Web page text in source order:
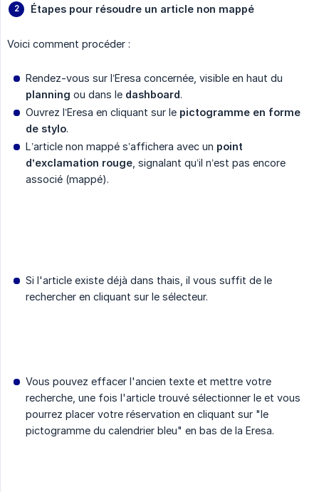
Étapes pour résoudre un article non mappé
Voici comment procéder :
Rendez-vous sur l’Eresa concernée, visible en haut du
planning ou dans le dashboard.
Ouvrez l’Eresa en cliquant sur le pictogramme en forme
de stylo.
L’article non mappé s’affichera avec un point
d’exclamation rouge , signalant qu’il n’est pas encore
associé (mappé).
Si l'article existe déjà dans thais, il vous suffit de le
rechercher en cliquant sur le sélecteur.
Vous pouvez effacer l'ancien texte et mettre votre
recherche, une fois l'article trouvé sélectionner le et vous
pourrez placer votre réservation en cliquant sur "le
pictogramme du calendrier bleu" en bas de la Eresa.